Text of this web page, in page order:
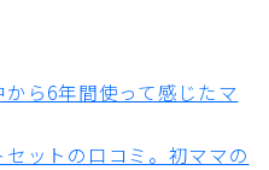
ら6年間使って感じたマ
ットの口コミ。初ママの